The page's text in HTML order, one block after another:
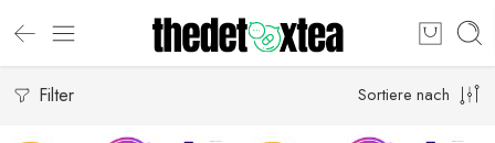
Filter Sortiere nach